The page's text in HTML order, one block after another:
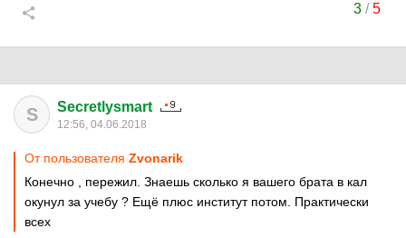
3/5
S Secretlysmart
12:56, 04.06.2018
От пользователя Zvonarik
Конечно , пережил. Знаешь сколько я вашего брата в кал
окунул за учебу ? Ещё плюс институт потом. Практически
всех